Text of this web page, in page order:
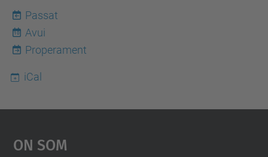
Passat
10
Avui
Properament
iCal
On Som